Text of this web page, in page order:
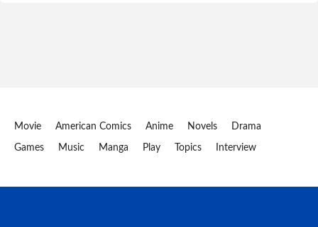
Movie American Comics Anime Novels Drama
Games Music Manga Play Topics Interview